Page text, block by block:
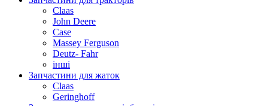
Claas
John Deere
Case
Massey Ferguson
Deutz- Fahr
інші
Запчастини для жаток
Claas
Geringhoff